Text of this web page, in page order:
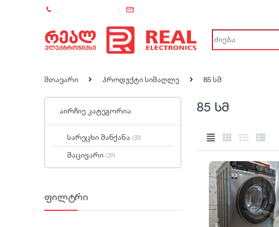
Search for:
მთავარი პროდუქტი სიმაღლე 85 სმ
85 სმ
აირჩიე კატეგორია
სარეცხი მანქანა (33)
მაცივარი (29)
ფილტრი